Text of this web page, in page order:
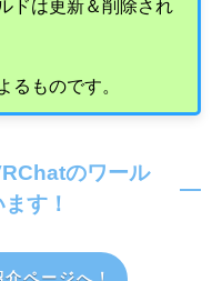
ドは更新＆削除され
るものです。
のワール
す！